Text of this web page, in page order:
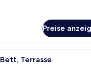
Preise
und Blick ins Freie.
Ein modernes
Terrasse